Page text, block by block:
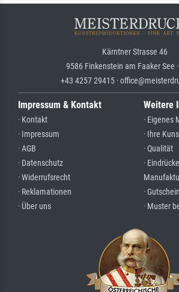
Kärntner Strasse 46
9586 Finkenstein am Faaker See
+43 4257 29415 ·
Impressum & Kontakt
· Kontakt
· Impressum
· AGB
· Datenschutz
· Widerrufsrecht
· Reklamationen
· Über uns
Weitere
· Eigenes
· Ihre
· Qualität
·
·
· Muster